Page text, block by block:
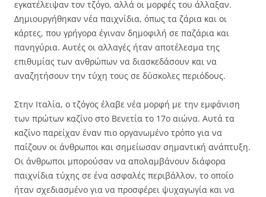
εγκατέλειψαν τον τζόγο, αλλά οι μορφές του άλλαξαν.
Δημιουργήθηκαν νέα παιχνίδια, όπως τα ζάρια και οι
κάρτες, που γρήγορα έγιναν δημοφιλή σε παζάρια και
πανηγύρια. Αυτές οι αλλαγές ήταν αποτέλεσμα της
επιθυμίας των ανθρώπων να διασκεδάσουν και να
αναζητήσουν την τύχη τους σε δύσκολες περιόδους.
Στην Ιταλία, ο τζόγος έλαβε νέα μορφή με την εμφάνιση
των πρώτων καζίνο στο Βενετία το 17ο αιώνα. Αυτά τα
καζίνο παρείχαν έναν πιο οργανωμένο τρόπο για να
παίζουν οι άνθρωποι και σημείωσαν σημαντική ανάπτυξη.
Οι άνθρωποι μπορούσαν να απολαμβάνουν διάφορα
παιχνίδια τύχης σε ένα ασφαλές περιβάλλον, το οποίο
ήταν σχεδιασμένο για να προσφέρει ψυχαγωγία και να